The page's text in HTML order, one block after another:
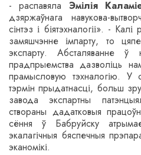
- распавяла Эмілія
дзяржаўнага навукова-
сінтэз і біятэхналогіі». - Калі
замяшчэнне імпарту, то
экспарту. Абсталяванне ў
прадпрыемства дазволіць
прамысловую тэхналогію. У
тэрмін прыдатнасці, больш
завода экспартны
створаны дадатковыя
сёння ў Бабруйску
экалагічныя бяспечныя
эканомікі.